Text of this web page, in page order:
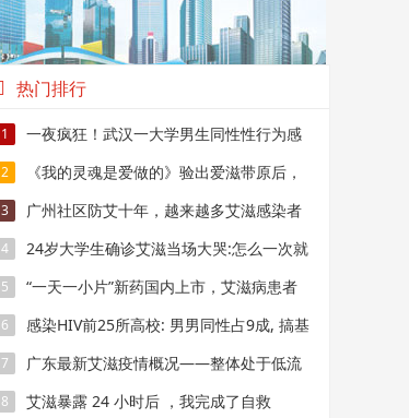
热门排行
1
一夜疯狂！武汉一大学男生同性性行为感
染艾滋病
2
《我的灵魂是爱做的》验出爱滋带原后，
他被逼休学、连住的地方都没有…
3
广州社区防艾十年，越来越多艾滋感染者
由社区发现
4
24岁大学生确诊艾滋当场大哭:怎么一次就
中招
5
“一天一小片”新药国内上市，艾滋病患者
离“正常”还有多远？
6
感染HIV前25所高校: 男男同性占9成, 搞基
要注意安全措施
7
广东最新艾滋疫情概况——整体处于低流
行水平，男男同性、老年病例比例增高
8 艾滋暴露 24 小时后 ，我完成了自救